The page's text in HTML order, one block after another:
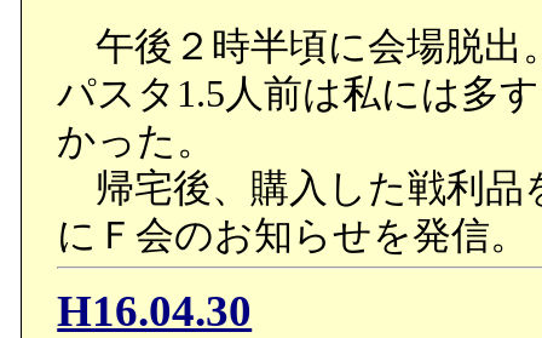
ました。今度は社長から
か」
専務 「皮肉は止めたまえ
常務だよ。ガリレオ開発
ん」
ドルフ「そうですね。確
い犬と一匹狼のどちらが
午後２時半頃に会場脱出
パスタ1.5人前は私には多
かった。
帰宅後、購入した戦利品
にＦ会のお知らせを発信。
H16.04.30